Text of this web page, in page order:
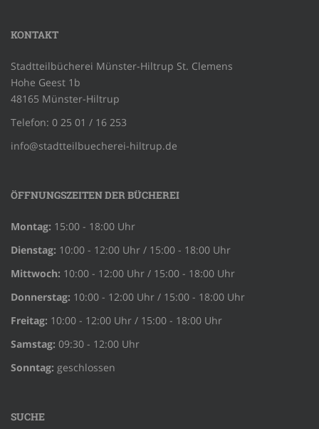
KONTAKT
Stadtteilbücherei Münster-Hiltrup St. Clemens
Hohe Geest 1b
48165 Münster-Hiltrup
Telefon: 0 25 01 / 16 253
info@stadtteilbuecherei-hiltrup.de
ÖFFNUNGSZEITEN DER BÜCHEREI
Montag: 15:00 - 18:00 Uhr
Dienstag: 10:00 - 12:00 Uhr / 15:00 - 18:00 Uhr
Mittwoch: 10:00 - 12:00 Uhr / 15:00 - 18:00 Uhr
Donnerstag: 10:00 - 12:00 Uhr / 15:00 - 18:00 Uhr
Freitag: 10:00 - 12:00 Uhr / 15:00 - 18:00 Uhr
Samstag: 09:30 - 12:00 Uhr
Sonntag: geschlossen
SUCHE